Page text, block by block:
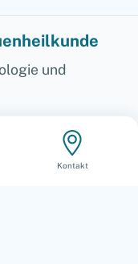
und
Kontakt